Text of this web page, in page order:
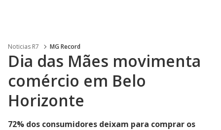
Noticias R7 MG Record
Dia das Mães movimenta
comércio em Belo
Horizonte
72% dos consumidores deixam para comprar os